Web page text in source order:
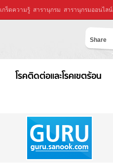
เกร็ดความรู้ สารานุกรม สารานุกรมออนไลน์
Share
โรคติดต่อและโรคเขตร้อน